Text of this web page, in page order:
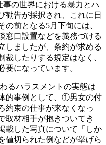
事の世界における暴力とハ
勧告が採択され、これに日
前となる5月下旬には、
窓口設置などを義務づける
しましたが、条約が求める
したりする規定はなく、
になっています。
るハラスメントの実態は
的事例として、①男女の付
約束の仕事が来なくなっ
材相手が抱きついてき
載した写真について「しか
値切られた例などが挙げら